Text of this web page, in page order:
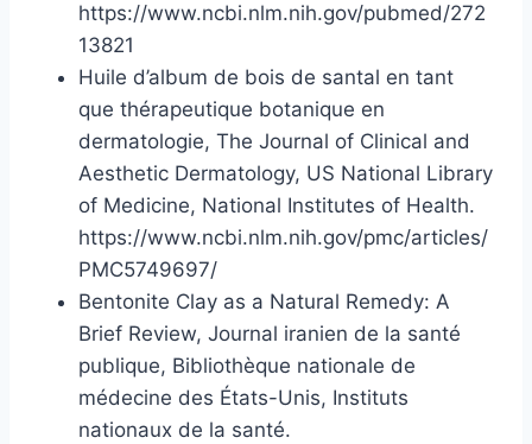
https://www.ncbi.nlm.nih.gov/pubmed/272
13821
Huile d’album de bois de santal en tant
que thérapeutique botanique en
dermatologie, The Journal of Clinical and
Aesthetic Dermatology, US National Library
of Medicine, National Institutes of Health.
https://www.ncbi.nlm.nih.gov/pmc/articles/
PMC5749697/
Bentonite Clay as a Natural Remedy: A
Brief Review, Journal iranien de la santé
publique, Bibliothèque nationale de
médecine des États-Unis, Instituts
nationaux de la santé.